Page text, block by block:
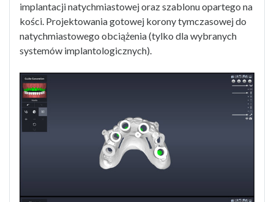
implantacji natychmiastowej oraz szablonu opartego na
kości. Projektowania gotowej korony tymczasowej do
natychmiastowego obciążenia (tylko dla wybranych
systemów implantologicznych).